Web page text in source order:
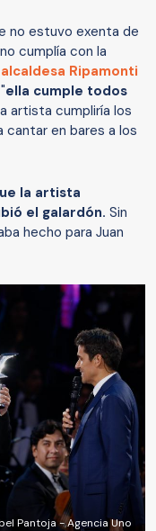
no estuvo exenta de
cumplía con la
Ripamonti
ella cumple todos
artista cumpliría los
cantar en bares a los
la artista
el galardón. Sin
hecho para Juan
Pantoja - Agencia Uno